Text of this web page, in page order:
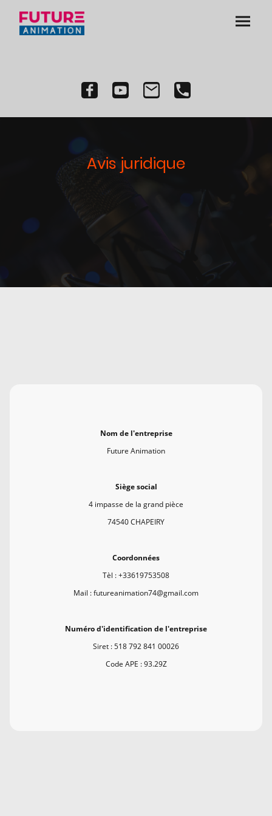
Avis juridique
Nom de l'entreprise
Future Animation
Siège social
4 impasse de la grand pièce
74540 CHAPEIRY
Coordonnées
Tèl : +33619753508
Mail : futureanimation74@gmail.com
Numéro d'identification de l'entreprise
Siret : 518 792 841 00026
Code APE : 93.29Z